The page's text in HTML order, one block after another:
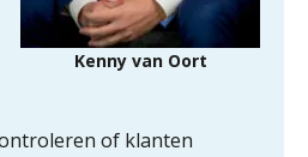
Kenny van Oort
of klanten
ICT & AI | “Wie bewust kiest, kiest
voor toekomstbestendigheid”